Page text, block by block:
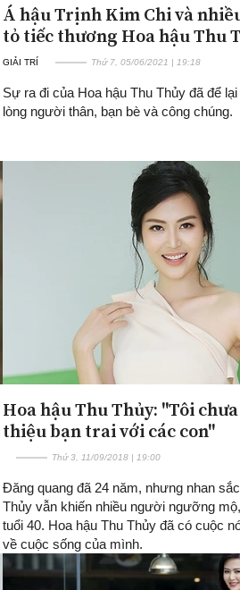
Á hậu Trịnh Kim Chi và
tỏ tiếc thương Hoa hậu Thu
GIẢI TRÍ Thứ 7, 05/06/2021 | 19:18
Sự ra đi của Hoa hậu Thu Thủy đã để
lòng người thân, bạn bè và công chúng.
Hoa hậu Thu Thủy: "Tôi
thiệu bạn trai với các con"
Thứ 3, 11/09/2018 | 19:00
Đăng quang đã 24 năm, nhưng nhan
Thủy vẫn khiến nhiều người ngưỡng
tuổi 40. Hoa hậu Thu Thủy đã có cuộc
về cuộc sống của mình.